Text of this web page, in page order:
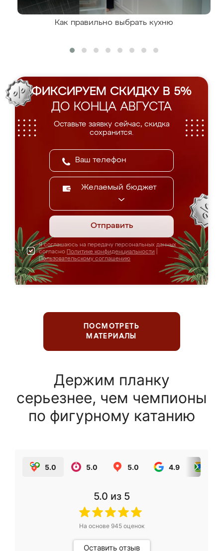
Как правильно выбрать кухню
ФИКСИРУЕМ СКИДКУ В 5%
ДО КОНЦА АВГУСТА
Оставьте заявку сейчас, скидка
сохранится.
Желаемый бюджет
Отправить
Я соглашаюсь на передачу персональных данных
согласно Политике конфиденциальности
Пользовательскому соглашению
ПОСМОТРЕТЬ
МАТЕРИАЛЫ
Держим планку
серьезнее, чем чемпионы
по фигурному катанию
5.0 5.0 5.0 4.9
5.0 из 5
На основе 945оценок
Оставить отзыв